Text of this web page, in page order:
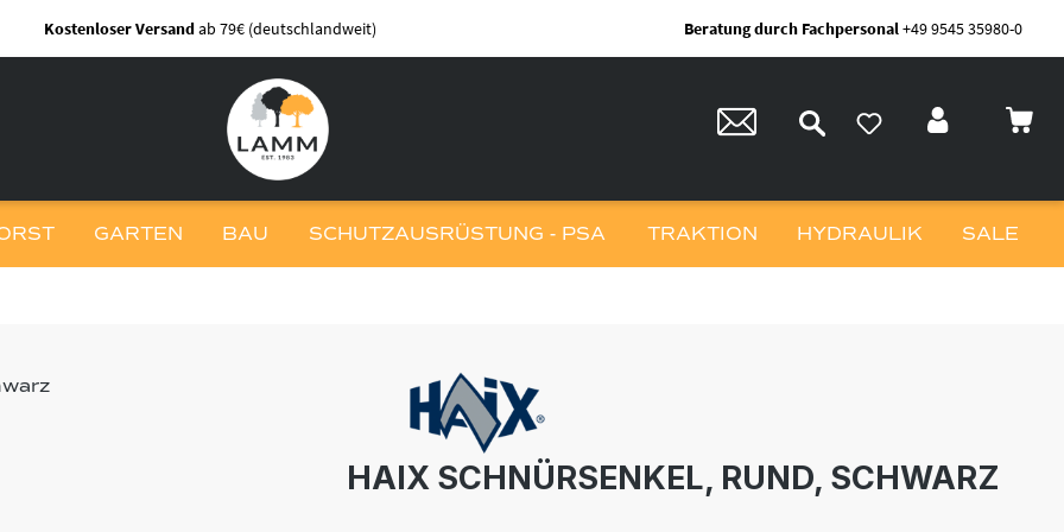
Kostenloser Versandab 79€ (deutschlandweit) Beratung durch Fachpersonal+49 9545 35980-0
GARTEN BAU SCHUTZAUSRÜSTUNG - PSA TRAKTION HYDRAULIK SALE
HAIX SCHNÜRSENKEL, RUND, SCHWARZ